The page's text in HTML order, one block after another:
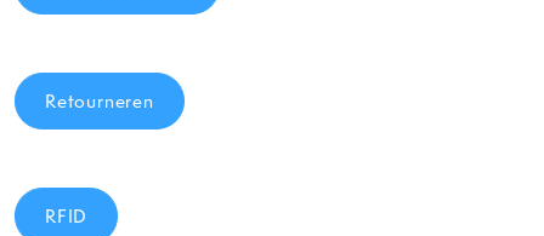
Retourneren
RFID